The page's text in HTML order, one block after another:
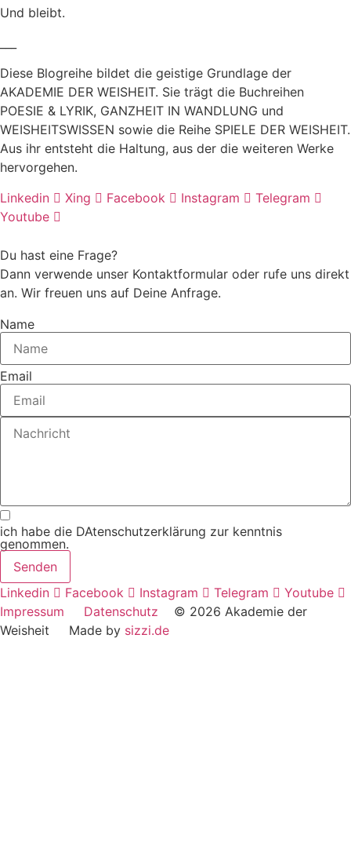
Und bleibt.
Diese Blogreihe bildet die geistige Grundlage der
AKADEMIE DER WEISHEIT. Sie trägt die Buchreihen
POESIE & LYRIK, GANZHEIT IN WANDLUNG und
WEISHEITSWISSEN sowie die Reihe SPIELE DER WEISHEIT.
Aus ihr entsteht die Haltung, aus der die weiteren Werke
hervorgehen.
Linkedin
Xing Facebook Instagram
Telegram
Youtube
Du hast eine Frage?
Dann verwende unser Kontaktformular oder rufe uns direkt
an. Wir freuen uns auf Deine Anfrage.
Name
Email
ich habe die DAtenschutzerklärung zur kenntnis
genommen.
Senden
Linkedin
Facebook Instagram Telegram
Youtube
Impressum
Datenschutz © 2026 Akademie der
Weisheit Made by sizzi.de